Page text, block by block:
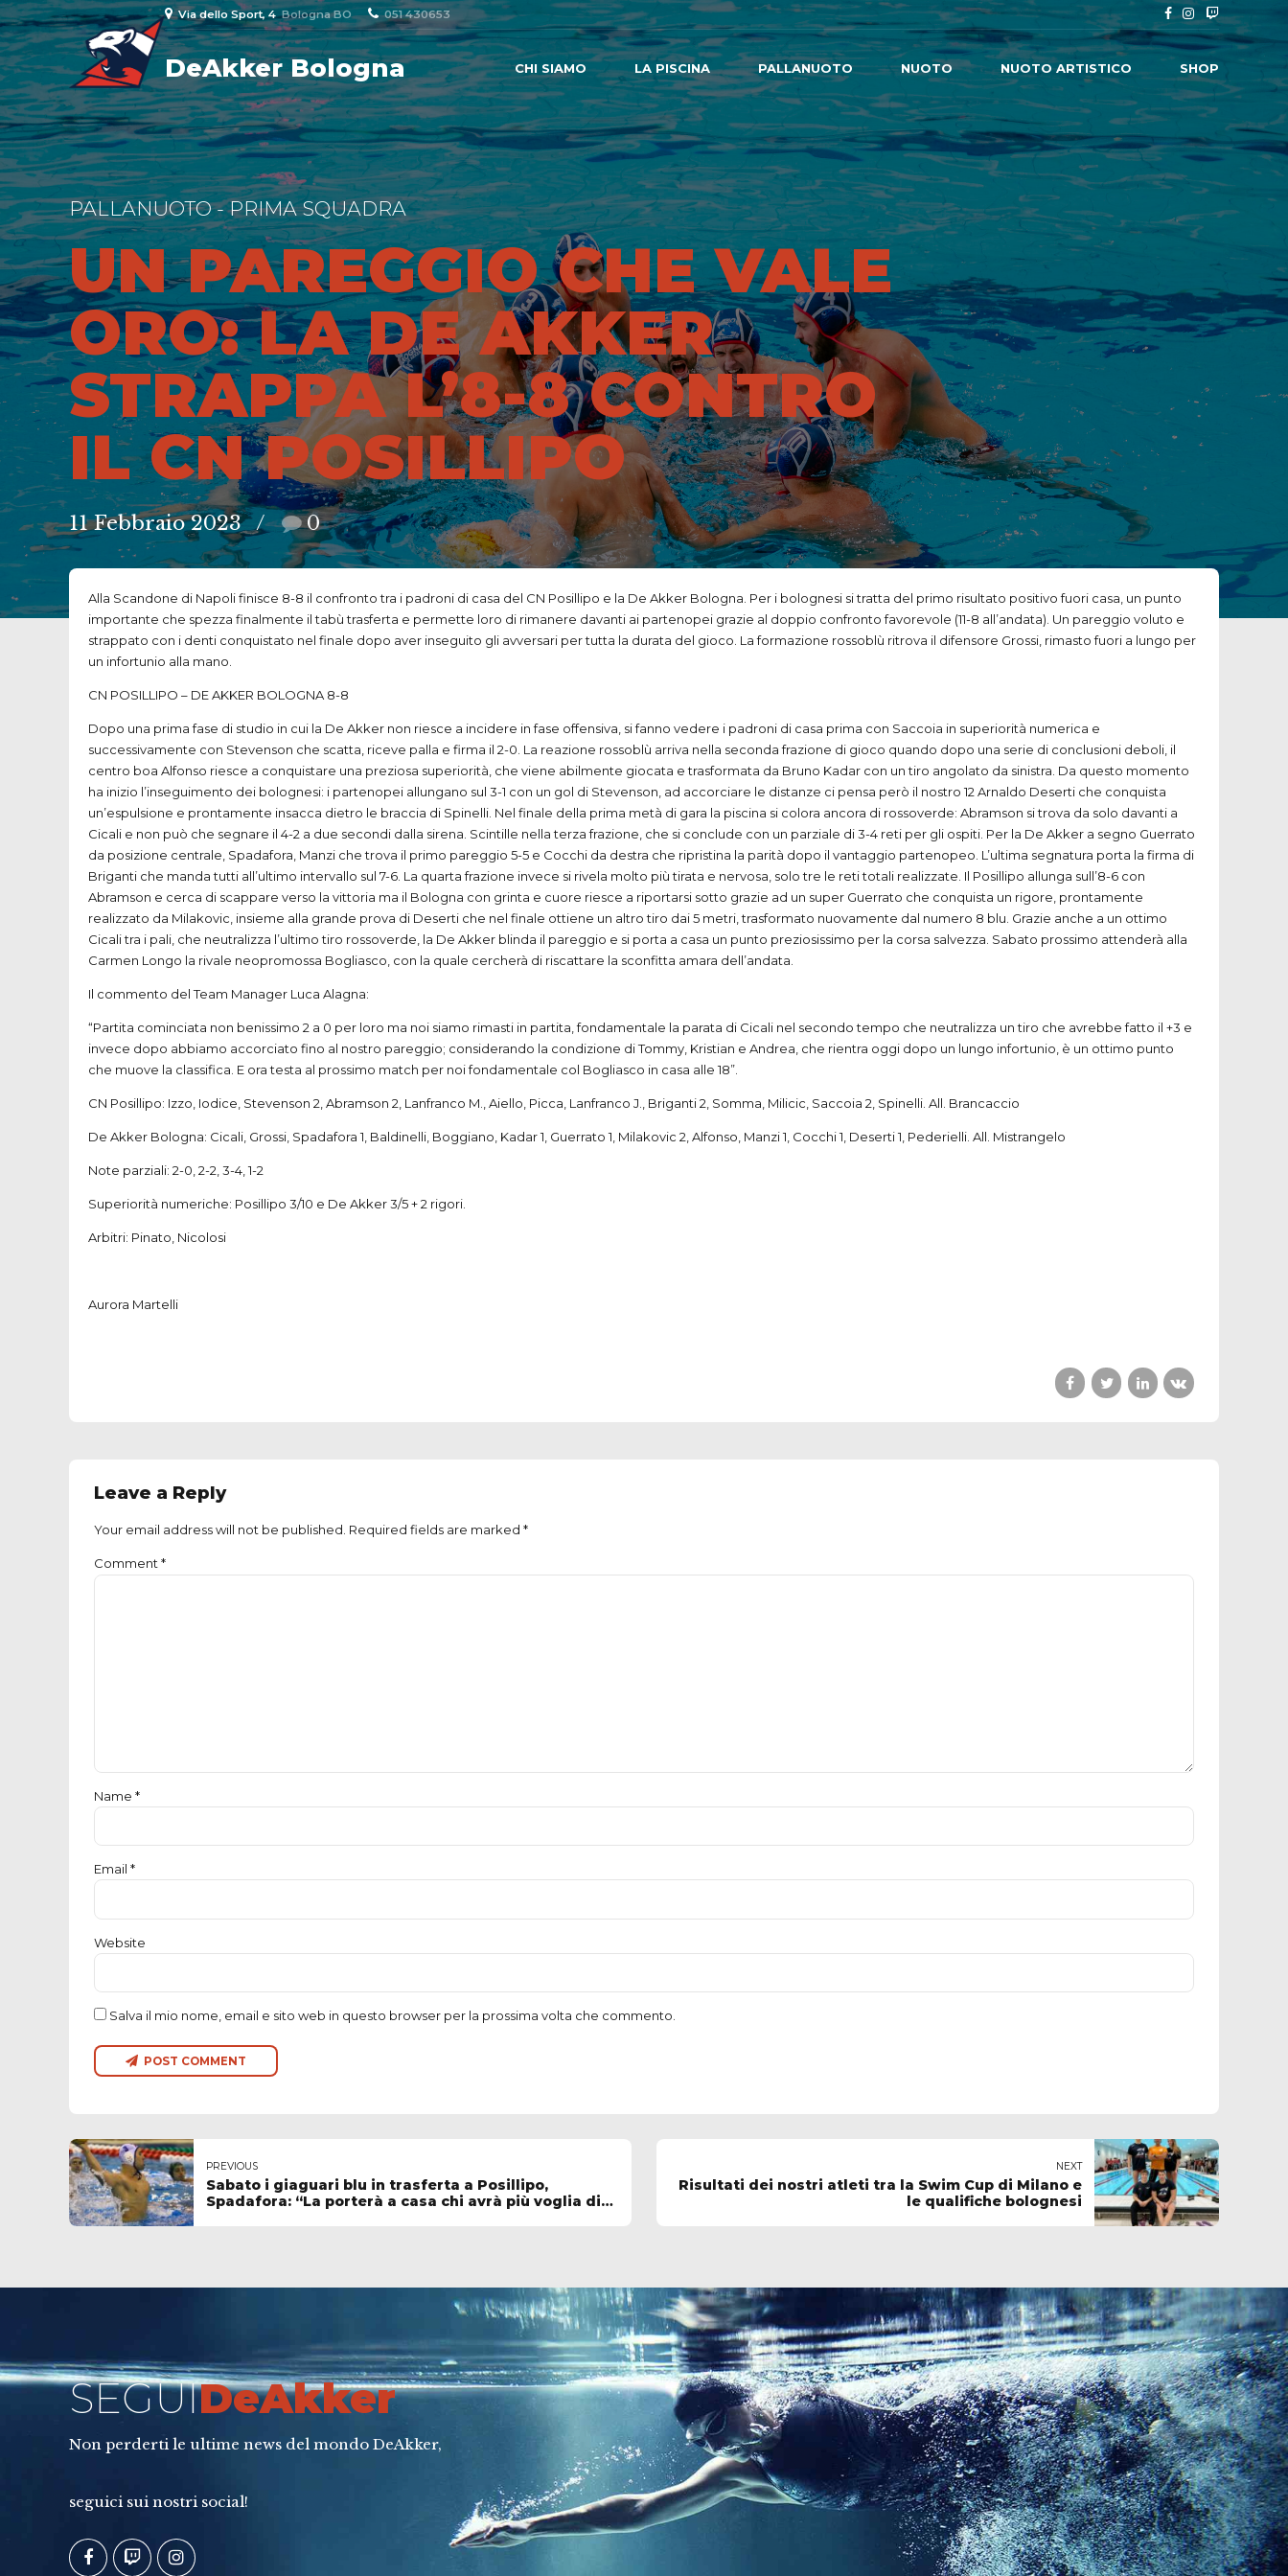
Via dello Sport, 4 Bologna BO 051 430653
DeAkker Bologna CHI SIAMO LA PISCINA PALLANUOTO NUOTO NUOTO ARTISTICO SHOP
PALLANUOTO - PRIMA SQUADRA
UN PAREGGIO CHE VALE
ORO: LA DE AKKER
STRAPPA L’8-8 CONTRO
IL CN POSILLIPO
11 Febbraio 2023 0
Alla Scandone di Napoli finisce 8-8 il confronto tra i padroni di casa del CN Posillipo e la De Akker Bologna. Per i bolognesi si tratta del primo risultato positivo fuori casa, un punto
importante che spezza finalmente il tabù trasferta e permette loro di rimanere davanti ai partenopei grazie al doppio confronto favorevole (11-8 all’andata). Un pareggio voluto e
strappato con i denti conquistato nel finale dopo aver inseguito gli avversari per tutta la durata del gioco. La formazione rossoblù ritrova il difensore Grossi, rimasto fuori a lungo per
un infortunio alla mano.
CN POSILLIPO – DE AKKER BOLOGNA 8-8
Dopo una prima fase di studio in cui la De Akker non riesce a incidere in fase offensiva, si fanno vedere i padroni di casa prima con Saccoia in superiorità numerica e
successivamente con Stevenson che scatta, riceve palla e firma il 2-0. La reazione rossoblù arriva nella seconda frazione di gioco quando dopo una serie di conclusioni deboli, il
centro boa Alfonso riesce a conquistare una preziosa superiorità, che viene abilmente giocata e trasformata da Bruno Kadar con un tiro angolato da sinistra. Da questo momento
ha inizio l’inseguimento dei bolognesi: i partenopei allungano sul 3-1 con un gol di Stevenson, ad accorciare le distanze ci pensa però il nostro 12 Arnaldo Deserti che conquista
un’espulsione e prontamente insacca dietro le braccia di Spinelli. Nel finale della prima metà di gara la piscina si colora ancora di rossoverde: Abramson si trova da solo davanti a
Cicali e non può che segnare il 4-2 a due secondi dalla sirena. Scintille nella terza frazione, che si conclude con un parziale di 3-4 reti per gli ospiti. Per la De Akker a segno Guerrato
da posizione centrale, Spadafora, Manzi che trova il primo pareggio 5-5 e Cocchi da destra che ripristina la parità dopo il vantaggio partenopeo. L’ultima segnatura porta la firma di
Briganti che manda tutti all’ultimo intervallo sul 7-6. La quarta frazione invece si rivela molto più tirata e nervosa, solo tre le reti totali realizzate. Il Posillipo allunga sull’8-6 con
Abramson e cerca di scappare verso la vittoria ma il Bologna con grinta e cuore riesce a riportarsi sotto grazie ad un super Guerrato che conquista un rigore, prontamente
realizzato da Milakovic, insieme alla grande prova di Deserti che nel finale ottiene un altro tiro dai 5 metri, trasformato nuovamente dal numero 8 blu. Grazie anche a un ottimo
Cicali tra i pali, che neutralizza l’ultimo tiro rossoverde, la De Akker blinda il pareggio e si porta a casa un punto preziosissimo per la corsa salvezza. Sabato prossimo attenderà alla
Carmen Longo la rivale neopromossa Bogliasco, con la quale cercherà di riscattare la sconfitta amara dell’andata.
Il commento del Team Manager Luca Alagna:
“Partita cominciata non benissimo 2 a 0 per loro ma noi siamo rimasti in partita, fondamentale la parata di Cicali nel secondo tempo che neutralizza un tiro che avrebbe fatto il +3 e
invece dopo abbiamo accorciato fino al nostro pareggio; considerando la condizione di Tommy, Kristian e Andrea, che rientra oggi dopo un lungo infortunio, è un ottimo punto
che muove la classifica. E ora testa al prossimo match per noi fondamentale col Bogliasco in casa alle 18”.
CN Posillipo: Izzo, Iodice, Stevenson 2, Abramson 2, Lanfranco M., Aiello, Picca, Lanfranco J., Briganti 2, Somma, Milicic, Saccoia 2, Spinelli. All. Brancaccio
De Akker Bologna: Cicali, Grossi, Spadafora 1, Baldinelli, Boggiano, Kadar 1, Guerrato 1, Milakovic 2, Alfonso, Manzi 1, Cocchi 1, Deserti 1, Pederielli. All. Mistrangelo
Note parziali: 2-0, 2-2, 3-4, 1-2
Superiorità numeriche: Posillipo 3/10 e De Akker 3/5 + 2 rigori.
Arbitri: Pinato, Nicolosi
Aurora Martelli
Leave a Reply
Your email address will not be published. Required fields are marked *
Comment *
Name *
Email *
Website
Salva il mio nome, email e sito web in questo browser per la prossima volta che commento.
POST COMMENT
PREVIOUS
Sabato i giaguari blu in trasferta a Posillipo,
Spadafora: “La porterà a casa chi avrà più voglia di
NEXT
Risultati dei nostri atleti tra la Swim Cup di Milano e
le qualifiche bolognesi
SEGUIDeAkker
Non perderti le ultime news del mondo DeAkker,
seguici sui nostri social!